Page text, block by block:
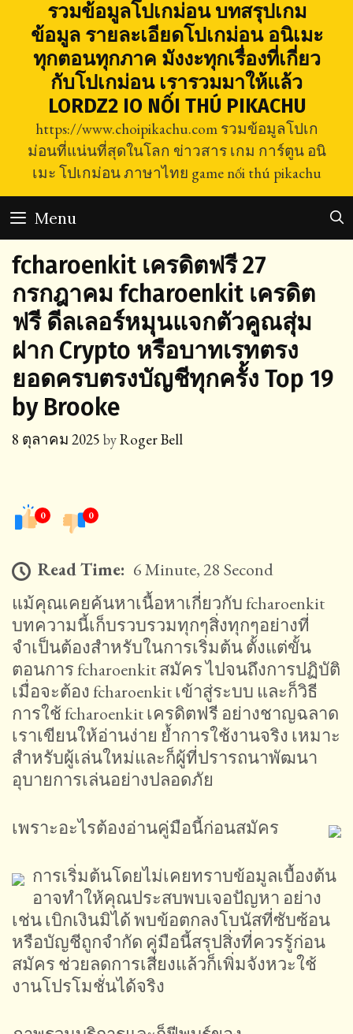
content
รวมข้อมูลโปเกม่อน บทสรุปเกม
ข้อมูล รายละเอียดโปเกม่อน อนิเมะ
ทุกตอนทุกภาค มังงะทุกเรื่องที่เกี่ยว
กับโปเกม่อน เรารวมมาให้แล้ว
LORDZ2 IO NỐI THÚ PIKACHU
https://www.choipikachu.com รวมข้อมูลโปเก
ม่อนที่แน่นที่สุดในโลก ข่าวสาร เกม การ์ตูน อนิ
เมะ โปเกม่อน ภาษาไทย game nối thú pikachu
Menu
fcharoenkit เครดิตฟรี 27
กรกฎาคม fcharoenkit เครดิต
ฟรี ดีลเลอร์หมุนแจกตัวคูณสุ่ม
ฝาก Crypto หรือบาทเรทตรง
ยอดครบตรงบัญชีทุกครั้ง Top 19
by Brooke
8 ตุลาคม 2025 byRoger Bell
0 0
Read Time: 6 Minute, 28 Second
แม้คุณเคยค้นหาเนื้อหาเกี่ยวกับ fcharoenkit
บทความนี้เก็บรวบรวมทุกๆสิ่งทุกๆอย่างที่
จำเป็นต้องสำหรับในการเริ่มต้น ตั้งแต่ขั้น
ตอนการ fcharoenkit สมัคร ไปจนถึงการปฏิบัติ
เมื่อจะต้อง fcharoenkit เข้าสู่ระบบ และก็วิธี
การใช้ fcharoenkit เครดิตฟรี อย่างชาญฉลาด
เราเขียนให้อ่านง่าย ย้ำการใช้งานจริง เหมาะ
สำหรับผู้เล่นใหม่และก็ผู้ที่ปรารถนาพัฒนา
อุบายการเล่นอย่างปลอดภัย
เพราะอะไรต้องอ่านคู่มือนี้ก่อนสมัคร
การเริ่มต้นโดยไม่เคยทราบข้อมูลเบื้องต้น
อาจทำให้คุณประสบพบเจอปัญหา อย่าง
เช่น เบิกเงินมิได้ พบข้อตกลงโบนัสที่ซับซ้อน
หรือบัญชีถูกจำกัด คู่มือนี้สรุปสิ่งที่ควรรู้ก่อน
สมัคร ช่วยลดการเสี่ยงแล้วก็เพิ่มจังหวะใช้
งานโปรโมชั่นได้จริง